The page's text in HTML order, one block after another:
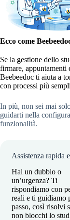
Ecco come
Se la gestione dello
firmare, appuntamenti
Beebeedoc ti aiuta a
con processi più
In più, non sei mai
guidarti nella
funzionalità.
Assistenza rapida
Hai un dubbio o
un’urgenza? Ti
rispondiamo con
reali e ti guidiamo
passo, così risolvi
non blocchi lo